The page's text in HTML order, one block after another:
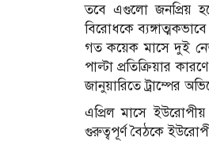
তবে এগুলো জনপ্রিয়
বিরোধকে
গত কয়েক মাসে দুই
পাল্টা প্রতিক্রিয়ার
জানুয়ারিতে ট্রাম্পের
এপ্রিল মাসে ইউরোপীয়
গুরুত্বপূর্ণ বৈঠকে